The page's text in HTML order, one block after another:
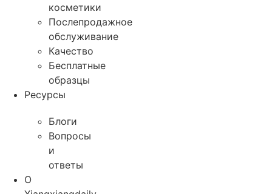
косметики
Послепродажное
обслуживание
Качество
Бесплатные
образцы
Ресурсы
Блоги
Вопросы
и
ответы
О